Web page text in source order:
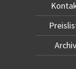
Archiv